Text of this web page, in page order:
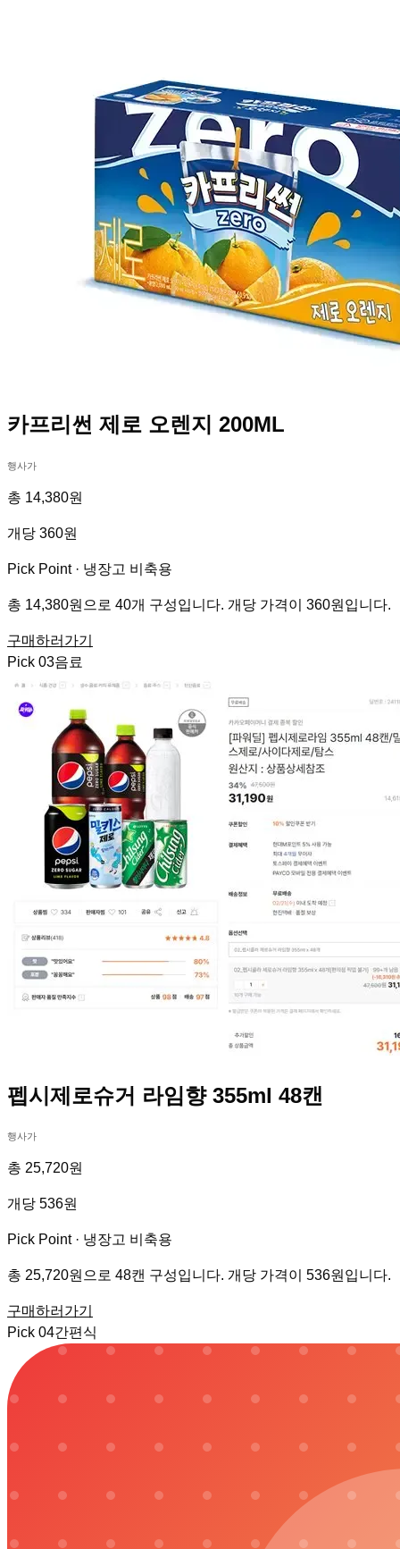
카프리썬 제로 오렌지 200ML
행사가
총 14,380원
개당 360원
Pick Point · 냉장고 비축용
총 14,380원으로 40개 구성입니다. 개당 가격이 360원입니다.
구매하러가기
Pick 03음료
펩시제로슈거 라임향 355ml 48캔
행사가
총 25,720원
개당 536원
Pick Point · 냉장고 비축용
총 25,720원으로 48캔 구성입니다. 개당 가격이 536원입니다.
구매하러가기
Pick 04간편식